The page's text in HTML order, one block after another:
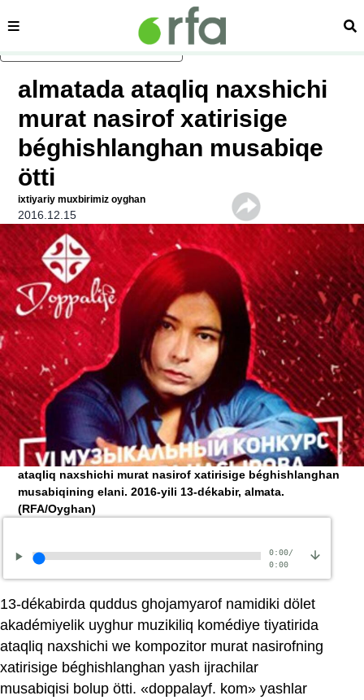
asasliq mezmungha atlang
sehipe
almatada ataqliq naxshichi
murat nasirof xatirisige
béghishlanghan musabiqe
ötti
ixtiyariy muxbirimiz oyghan
2016.12.15
ataqliq naxshichi murat nasirof xatirisige béghishlanghan
musabiqining elani. 2016-yili 13-dékabir, almata.
(RFA/Oyghan)
0:00/
0:00
13-dékabirda quddus ghojamyarof namidiki dölet
akadémiyelik uyghur muzikiliq komédiye tiyatirida
ataqliq naxshichi we kompozitor murat nasirofning
xatirisige béghishlanghan yash ijrachilar
musabiqisi bolup ötti. «doppalayf. kom» yashlar